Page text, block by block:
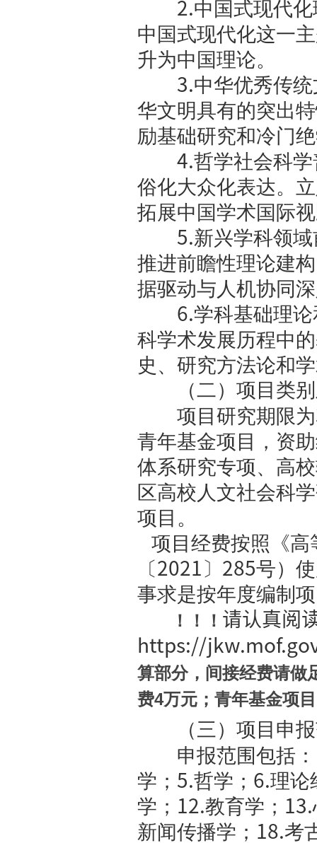
快构建中
究导向，
重点方向
定研究课
（一）
1.党
的创新理
体系、真
2.中
中国式现
升为中国
3.中
华文明具
励基础研
4.哲
俗化大众
拓展中国
5.新
推进前瞻
据驱动与
6.学
科学术发
史、研究
（二）项